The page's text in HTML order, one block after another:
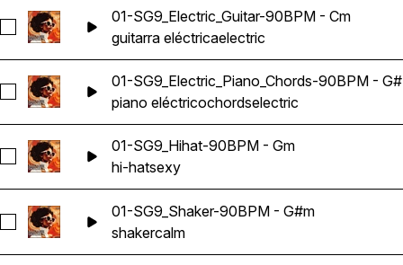
Seleccionar 01-SG9_Electric_Guitar-90BPM - Cm
01-SG9_Electric_Guitar-90BPM - Cm
guitarra eléctricaelectric
Seleccionar 01-SG9_Electric_Piano_Chords-90BPM - G#
01-SG9_Electric_Piano_Chords-90BPM - G#
piano eléctricochordselectric
Seleccionar 01-SG9_Hihat-90BPM - Gm
01-SG9_Hihat-90BPM - Gm
hi-hatsexy
Seleccionar 01-SG9_Shaker-90BPM - G#m
01-SG9_Shaker-90BPM - G#m
shakercalm